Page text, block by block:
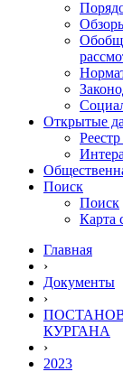
Открытые
Поиск
Поиск
Карта
Главная
›
Документы
›
КУРГАНА
›
2023